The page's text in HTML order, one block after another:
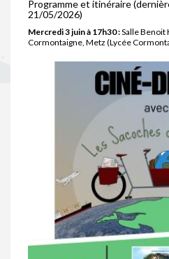
Programme et itinéraire
21/05/2026)
Mercredi 3 juin à 17h30 :Salle Benoit
Cormontaigne, Metz (Lycée